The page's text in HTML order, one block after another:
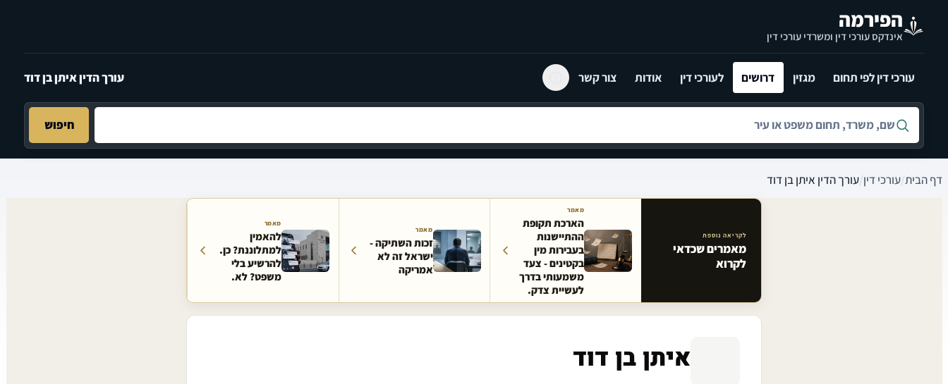
הפירמה
אינדקס עורכי דין ומשרדי עורכי דין
עורכי דין לפי תחום מגזין דרושים לעורכי דין אודות צור קשר עורך הדין איתן בן דוד
חיפוש לפי שם, משרד, תחום משפט או עיר
חיפוש
דף הבית/עורכי דין/עורך הדין איתן בן דוד
מאמרים קשורים באתר
לקריאה נוספת
מאמרים שכדאי
לקרוא
מאמר
הארכת תקופת
ההתיישנות
בעבירות מין
בקטינים - צעד
משמעותי בדרך
לעשיית צדק.
מאמר
זכות השתיקה -
ישראל זה לא
אמריקה
מאמר
להאמין
למתלוננת? כן.
להרשיע בלי
משפט? לא.
איתן בן דוד